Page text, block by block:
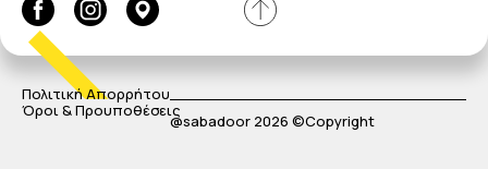
Πολιτική Απορρήτου
Όροι & Προυποθέσεις
@sabadoor 2026 ©Copyright